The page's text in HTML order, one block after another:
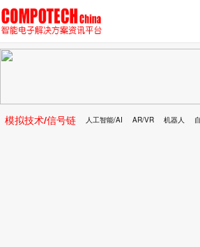
模拟技术/信号链 人工智能/AI AR/VR 机器人